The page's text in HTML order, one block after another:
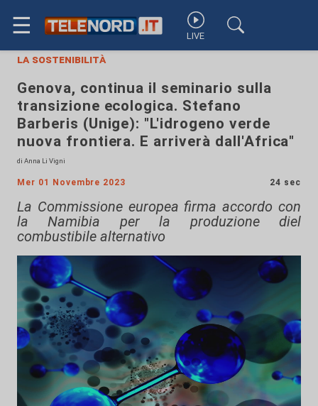
☰ LIVE
la sostenibilità
Genova, continua il seminario sulla
transizione ecologica. Stefano
Barberis (Unige): "L'idrogeno verde
nuova frontiera. E arriverà dall'Africa"
di Anna Li Vigni
Mer 01 Novembre 2023 24 sec
La Commissione europea firma accordo con
la Namibia per la produzione diel
combustibile alternativo